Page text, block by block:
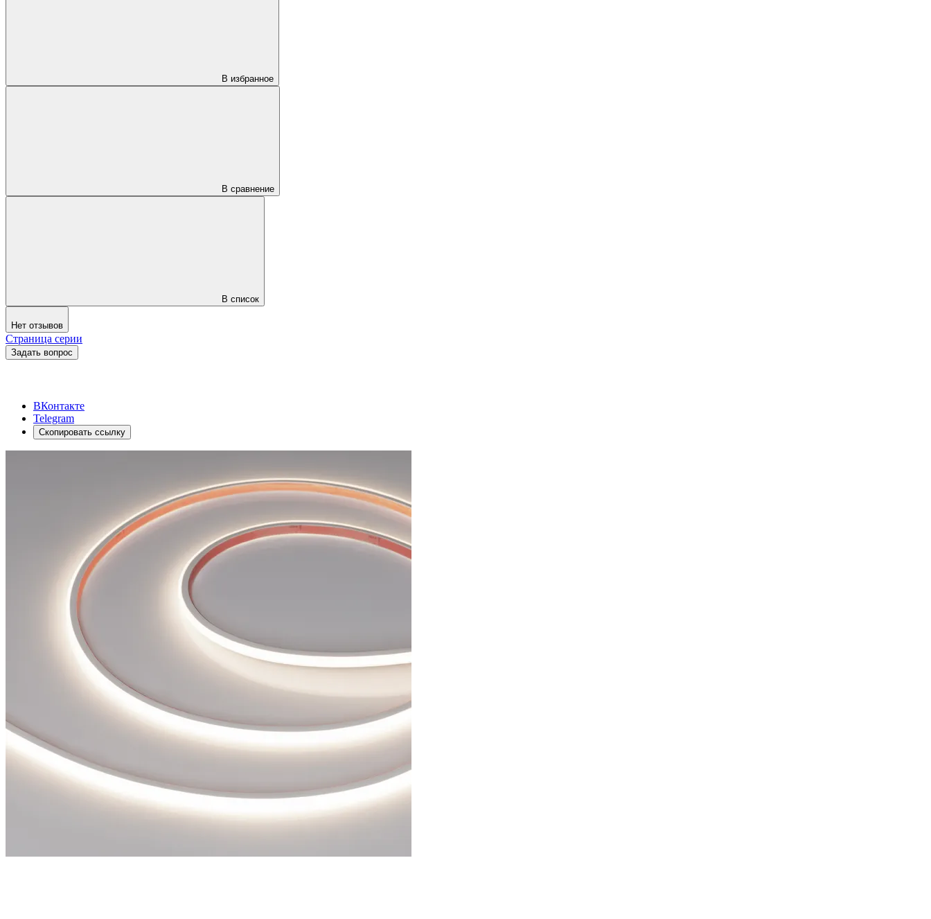
В избранное
В сравнение
В список
Нет отзывов
Страница серии
Задать вопрос
ВКонтакте
Telegram
Скопировать ссылку